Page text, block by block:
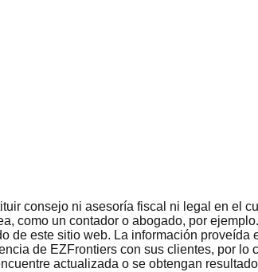
consejo ni asesoría fiscal ni legal en el
como un contador o abogado, por
de este sitio web. La información proveída
de EZFrontiers con sus clientes, por lo
actualizada o se obtengan